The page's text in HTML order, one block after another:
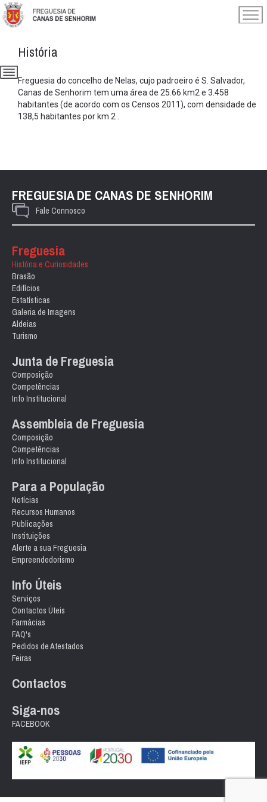
História
Freguesia do concelho de Nelas, cujo padroeiro é S. Salvador,
Canas de Senhorim tem uma área de 25.66 km2 e 3.458
habitantes (de acordo com os Censos 2011), com densidade de
138,5 habitantes por km 2 .
FREGUESIA DE CANAS DE SENHORIM
Fale Connosco
Freguesia
História e Curiosidades
Brasão
Edifícios
Estatísticas
Galeria de Imagens
Aldeias
Turismo
Junta de Freguesia
Composição
Competências
Info Institucional
Assembleia de Freguesia
Composição
Competências
Info Institucional
Para a População
Notícias
Recursos Humanos
Publicações
Instituições
Alerte a sua Freguesia
Empreendedorismo
Info Úteis
Serviços
Contactos Úteis
Farmácias
FAQ's
Pedidos de Atestados
Feiras
Contactos
Siga-nos
FACEBOOK